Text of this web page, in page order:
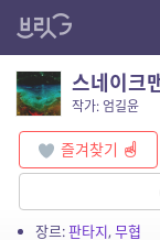
스네이크
작가: 엄길윤
즐겨찾기
장르:판타지,무협